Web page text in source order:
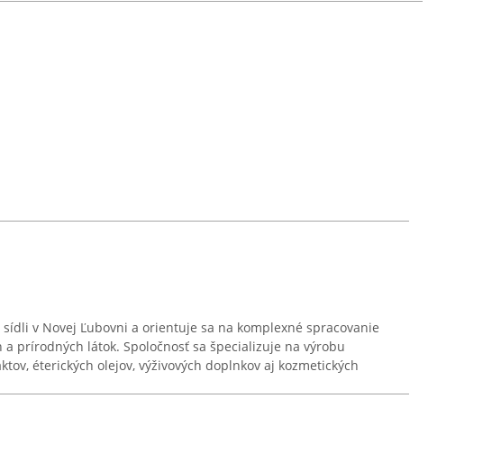
sídli v Novej Ľubovni a orientuje sa na komplexné spracovanie
a prírodných látok. Spoločnosť sa špecializuje na výrobu
éterických olejov, výživových doplnkov aj kozmetických